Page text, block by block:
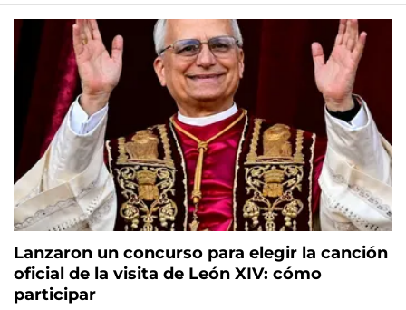
Lanzaron un concurso para elegir la canción
oficial de la visita de León XIV: cómo
participar